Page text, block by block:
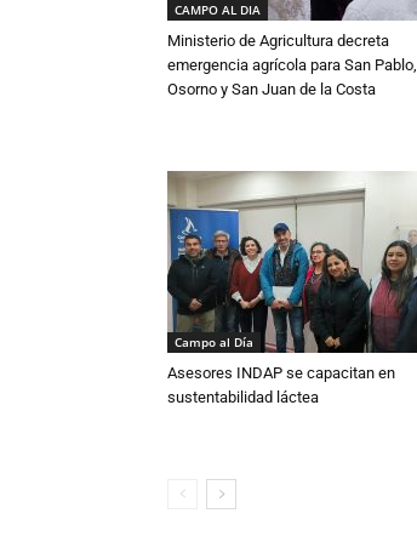
CAMPO AL DIA
Ministerio de Agricultura decreta
emergencia agrícola para San Pablo,
Osorno y San Juan de la Costa
Campo al Día
Asesores INDAP se capacitan en
sustentabilidad láctea